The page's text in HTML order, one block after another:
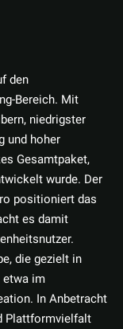
den
Bereich. Mit
niedrigster
und hoher
Gesamtpaket,
wurde. Der
positioniert das
es damit
die gezielt in
etwa im
In Anbetracht
Plattformvielfalt